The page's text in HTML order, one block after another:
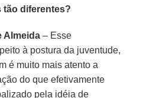
diferentes?
Almeida – Esse
à postura da juventude,
é muito mais atento a
do que efetivamente
pela idéia de